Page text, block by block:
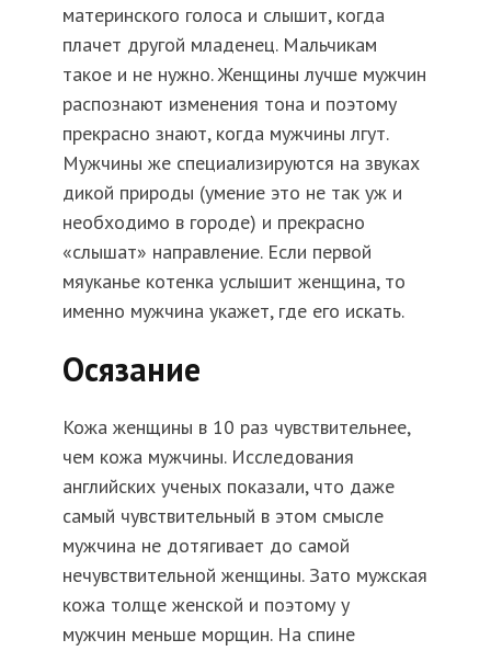
материнского голоса и слышит, когда
плачет другой младенец. Мальчикам
такое и не нужно. Женщины лучше мужчин
распознают изменения тона и поэтому
прекрасно знают, когда мужчины лгут.
Мужчины же специализируются на звуках
дикой природы (умение это не так уж и
необходимо в городе) и прекрасно
«слышат» направление. Если первой
мяуканье котенка услышит женщина, то
именно мужчина укажет, где его искать.
Осязание
Кожа женщины в 10 раз чувствительнее,
чем кожа мужчины. Исследования
английских ученых показали, что даже
самый чувствительный в этом смысле
мужчина не дотягивает до самой
нечувствительной женщины. Зато мужская
кожа толще женской и поэтому у
мужчин меньше морщин. На спине